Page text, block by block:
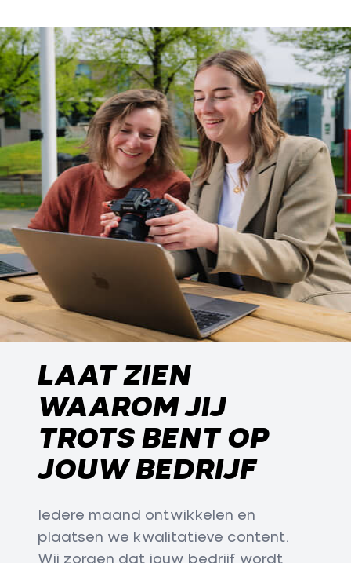
LAAT ZIEN
WAAROM JIJ
TROTS BENT OP
JOUW BEDRIJF
Iedere maand ontwikkelen en
plaatsen we kwalitatieve content.
Wij zorgen dat jouw bedrijf wordt